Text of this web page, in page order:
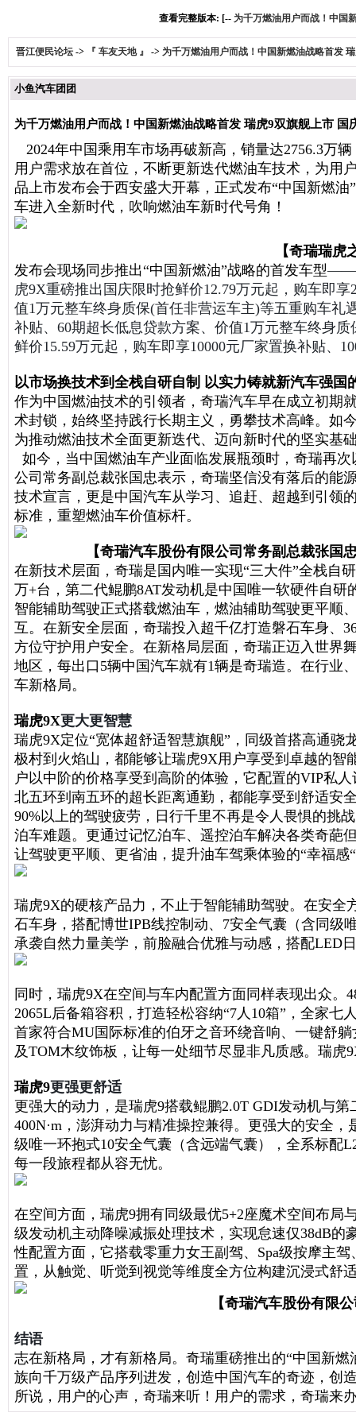
查看完整版本: [-- 为千万燃油用户而战！中国
晋江便民论坛 -> 『 车友天地 』 -> 为千万燃油用户而战！中国新燃油战略首发
小鱼汽车团团
为千万燃油用户而战！中国新燃油战略首发 瑞虎9双旗舰上市 国
2024年中国乘用车市场再破新高，销量达2756.3万
用户需求放在首位，不断更新迭代燃油车技术，为用
品上市发布会于西安盛大开幕，正式发布“中国新燃油
车进入全新时代，吹响燃油车新时代号角！
【奇瑞瑞虎之
发布会现场同步推出“中国新燃油”战略的首发车型——
虎9X重磅推出国庆限时抢鲜价12.79万元起，购车即享
值1万元整车终身质保(首任非营运车主)等五重购车礼
补贴、60期超长低息贷款方案、价值1万元整车终身
鲜价15.59万元起，购车即享10000元厂家置换补贴、
以市场换技术到全栈自研自制 以实力铸就新汽车强国
作为中国燃油技术的引领者，奇瑞汽车早在成立初期
术封锁，始终坚持践行长期主义，勇攀技术高峰。如
为推动燃油技术全面更新迭代、迈向新时代的坚实基
如今，当中国燃油车产业面临发展瓶颈时，奇瑞再
公司常务副总裁张国忠表示，奇瑞坚信没有落后的能
技术宣言，更是中国汽车从学习、追赶、超越到引领
标准，重塑燃油车价值标杆。
【奇瑞汽车股份有限公司常务副总裁张国忠
在新技术层面，奇瑞是国内唯一实现“三大件”全栈自
万+台，第二代鲲鹏8AT发动机是中国唯一软硬件自
智能辅助驾驶正式搭载燃油车，燃油辅助驾驶更平顺
互。在新安全层面，奇瑞投入超千亿打造磐石车身、
方位守护用户安全。在新格局层面，奇瑞正迈入世界
地区，每出口5辆中国汽车就有1辆是奇瑞造。在行业
车新格局。
瑞虎9X更大更智慧
瑞虎9X定位“宽体超舒适智慧旗舰”，同级首搭高通骁
极村到火焰山，都能够让瑞虎9X用户享受到卓越的
户以中阶的价格享受到高阶的体验，它配置的VIP私
北五环到南五环的超长距离通勤，都能享受到舒适安
90%以上的驾驶疲劳，日行千里不再是令人畏惧的挑
泊车难题。更通过记忆泊车、遥控泊车解决各类奇葩
让驾驶更平顺、更省油，提升油车驾乘体验的“幸福感
瑞虎9X的硬核产品力，不止于智能辅助驾驶。在安
石车身，搭配博世IPB线控制动、7安全气囊（含同级
承袭自然力量美学，前脸融合优雅与动感，搭配LED
同时，瑞虎9X在空间与车内配置方面同样表现出众。
2065L后备箱容积，打造轻松容纳“7人10箱”，全家
首家符合MU国际标准的伯牙之音环绕音响、一键舒
及TOM木纹饰板，让每一处细节尽显非凡质感。瑞
瑞虎9更强更舒适
更强大的动力，是瑞虎9搭载鲲鹏2.0T GDI发动机与
400N·m，澎湃动力与精准操控兼得。更强大的安全
级唯一环抱式10安全气囊（含远端气囊），全系标配
每一段旅程都从容无忧。
在空间方面，瑞虎9拥有同级最优5+2座魔术空间布局
级发动机主动降噪减振处理技术，实现怠速仅38dB
性配置方面，它搭载零重力女王副驾、Spa级按摩主
置，从触觉、听觉到视觉等维度全方位构建沉浸式舒
【奇瑞汽车股份有限
结语
志在新格局，才有新格局。奇瑞重磅推出的“中国新
族向千万级产品序列进发，创造中国汽车的奇迹，创
所说，用户的心声，奇瑞来听！用户的需求，奇瑞来